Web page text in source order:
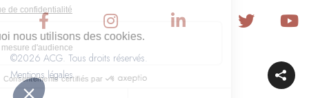
©2026 ACG. Tous droits réservés.
Mentions légales